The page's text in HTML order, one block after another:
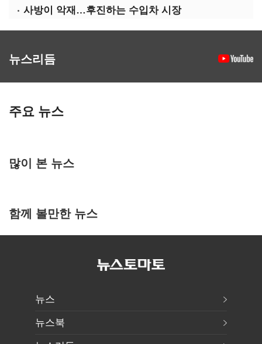
사방이 악재…후진하는 수입차 시장
뉴스리듬
주요 뉴스
많이 본 뉴스
함께 볼만한 뉴스
뉴스
뉴스북